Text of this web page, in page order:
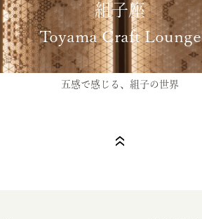
組子座
Toyama Craft Lounge
五感で感じる、組子の世界